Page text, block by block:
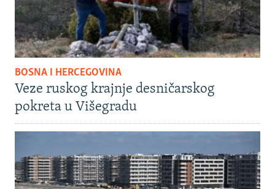
BOSNA I HERCEGOVINA
Veze ruskog krajnje desničarskog
pokreta u Višegradu